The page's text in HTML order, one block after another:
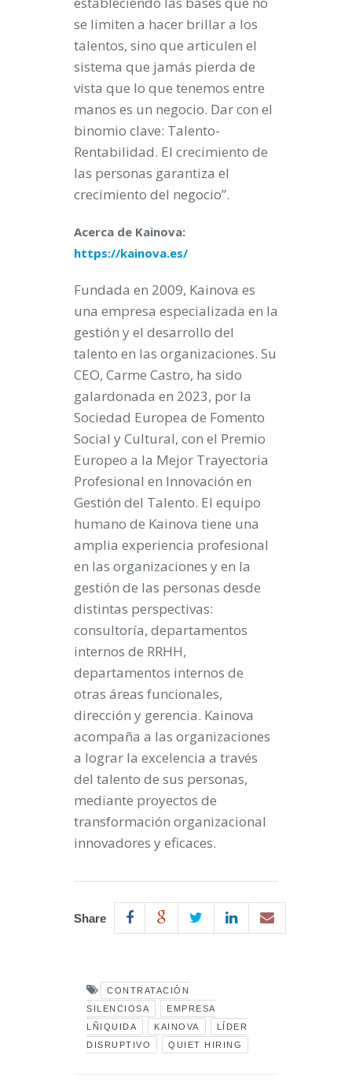
se limiten a hacer brillar a los
talentos, sino que articulen el
sistema que jamás pierda de
vista que lo que tenemos entre
manos es un negocio. Dar con el
binomio clave: Talento-
Rentabilidad. El crecimiento de
las personas garantiza el
crecimiento del negocio”.
Acerca de Kainova:
https://kainova.es/
Fundada en 2009, Kainova es
una empresa especializada en la
gestión y el desarrollo del
talento en las organizaciones. Su
CEO, Carme Castro, ha sido
galardonada en 2023, por la
Sociedad Europea de Fomento
Social y Cultural, con el Premio
Europeo a la Mejor Trayectoria
Profesional en Innovación en
Gestión del Talento. El equipo
humano de Kainova tiene una
amplia experiencia profesional
en las organizaciones y en la
gestión de las personas desde
distintas perspectivas:
consultoría, departamentos
internos de RRHH,
departamentos internos de
otras áreas funcionales,
dirección y gerencia. Kainova
acompaña a las organizaciones
a lograr la excelencia a través
del talento de sus personas,
mediante proyectos de
transformación organizacional
innovadores y eficaces.
Share
CONTRATACIÓN
SILENCIOSA
EMPRESA
LÑIQUIDA
KAINOVA
LÍDER
DISRUPTIVO
QUIET HIRING